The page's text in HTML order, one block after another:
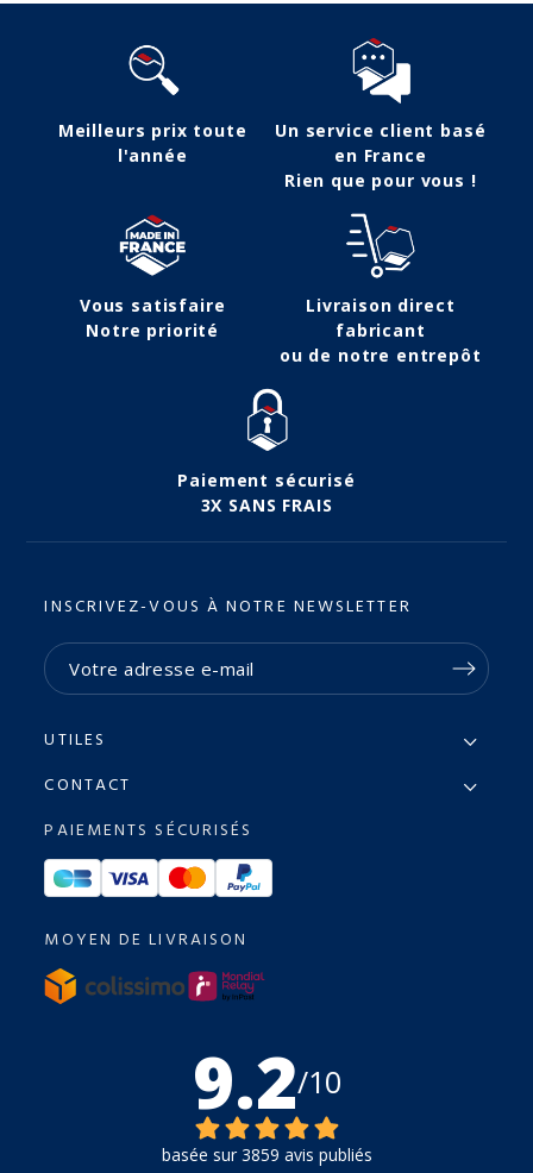
Meilleurs prix toute
l'année
Un service client basé
en France
Rien que pour vous !
Vous satisfaire
Notre priorité
Livraison direct
fabricant
ou de notre entrepôt
Paiement sécurisé
3X SANS FRAIS
INSCRIVEZ-VOUS À NOTRE NEWSLETTER
UTILES
CONTACT
PAIEMENTS SÉCURISÉS
MOYEN DE LIVRAISON
9.2/10
basée sur 3859 avis publiés